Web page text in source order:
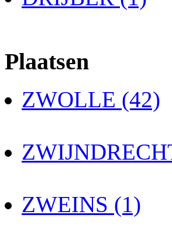
Plaatsen
ZWOLLE (42)
ZWEINS (1)